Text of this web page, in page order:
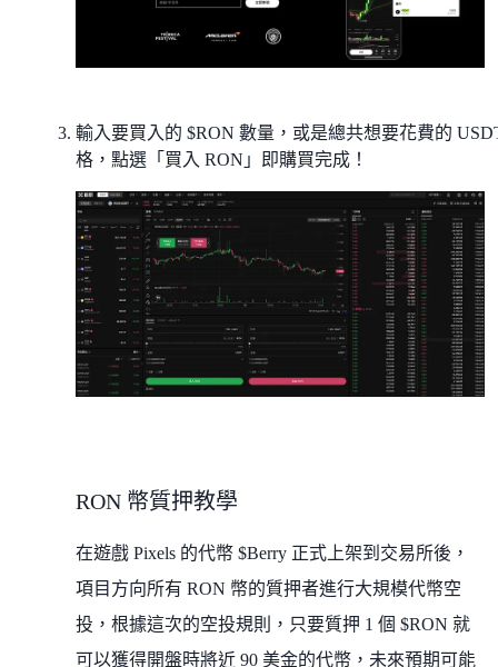
輸入要買入的 $RON 數量，或是總共想要花費的
格，點選「買入 RON」即購買完成！
RON 幣質押教學
在遊戲 Pixels 的代幣 $Berry 正式上架到交易所後，
項目方向所有 RON 幣的質押者進行大規模代幣空
投，根據這次的空投規則，只要質押 1 個 $RON 就
可以獲得開盤時將近 90 美金的代幣，未來預期可能